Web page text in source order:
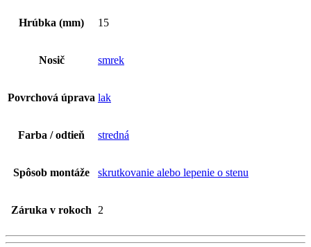
Hrúbka (mm) 15
Nosič smrek
Povrchová úprava lak
Farba / odtieň stredná
Spôsob montáže skrutkovanie alebo lepenie o stenu
Záruka v rokoch 2